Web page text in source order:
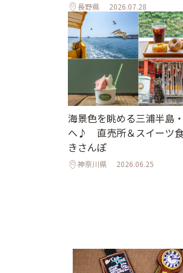
長野県 2026.07.28
海景色を眺める三浦半島
へ♪ 直売所＆スイーツ
きさんぽ
神奈川県 2026.06.25